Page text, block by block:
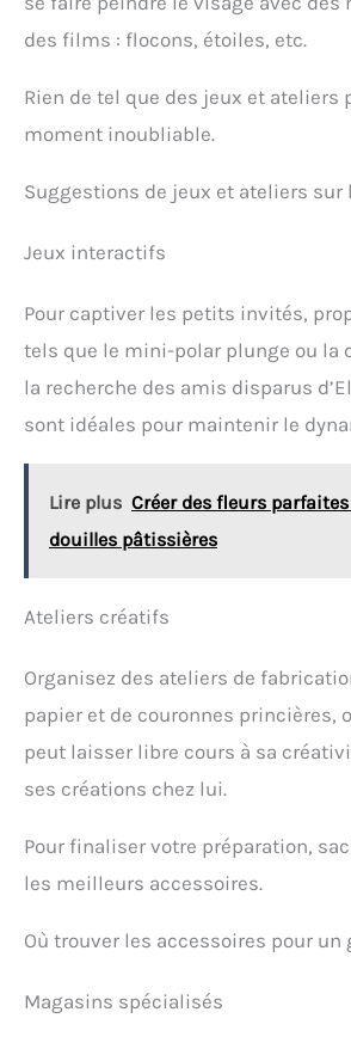
les anniversaires, Noël ou comme
des films : flocons, étoiles, etc.
Rien de tel que des jeux et ateliers
moment inoubliable.
Suggestions de jeux et ateliers sur
Jeux interactifs
Pour captiver les petits invités,
tels que le mini-polar plunge ou la
la recherche des amis disparus
sont idéales pour maintenir le
Lire plus Créer des fleurs
douilles pâtissières
Ateliers créatifs
Organisez des ateliers de
papier et de couronnes princières,
peut laisser libre cours à sa
ses créations chez lui.
Pour finaliser votre préparation,
les meilleurs accessoires.
Où trouver les accessoires pour un
Magasins spécialisés